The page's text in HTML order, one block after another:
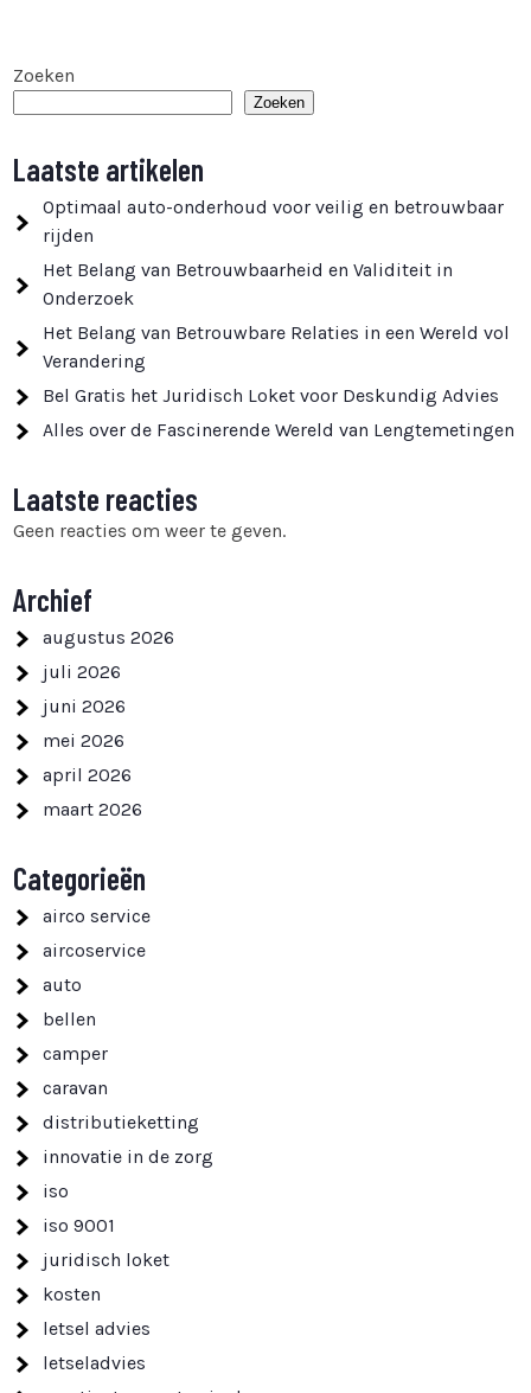
Zoeken
Zoeken
Laatste artikelen
Optimaal auto-onderhoud voor veilig en betrouwbaar
rijden
Het Belang van Betrouwbaarheid en Validiteit in
Onderzoek
Het Belang van Betrouwbare Relaties in een Wereld vol
Verandering
Bel Gratis het Juridisch Loket voor Deskundig Advies
Alles over de Fascinerende Wereld van Lengtemetingen
Laatste reacties
Geen reacties om weer te geven.
Archief
augustus 2026
juli 2026
juni 2026
mei 2026
april 2026
maart 2026
Categorieën
airco service
aircoservice
auto
bellen
camper
caravan
distributieketting
innovatie in de zorg
iso
iso 9001
juridisch loket
kosten
letsel advies
letseladvies